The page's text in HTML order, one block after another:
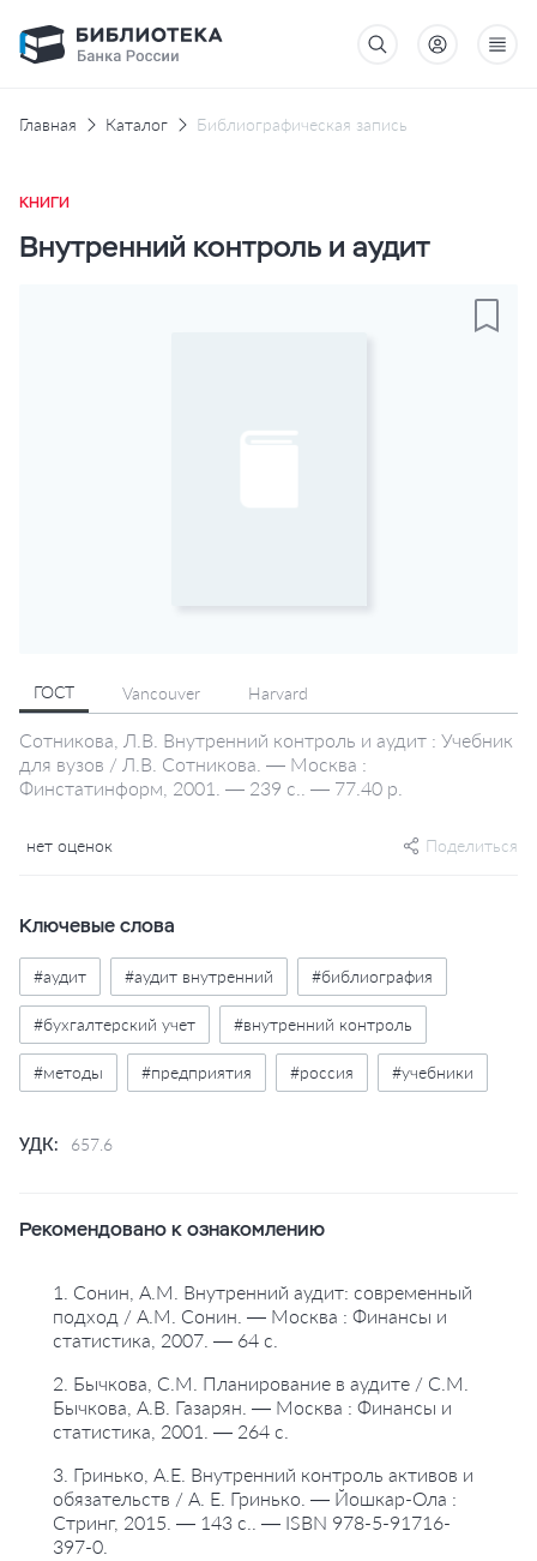
Главная Каталог Библиографическая запись
КНИГИ
Внутренний контроль и аудит
ГОСТ Vancouver Harvard
Сотникова, Л.В. Внутренний контроль и аудит : Учебник
для вузов / Л.В. Сотникова. — Москва :
Финстатинформ, 2001. — 239 с.. — 77.40 р.
нет оценок Поделиться
Ключевые слова
#аудит #аудит внутренний #библиография
#бухгалтерский учет #внутренний контроль
#методы #предприятия #россия #учебники
УДК: 657.6
Рекомендовано к ознакомлению
1. Сонин, А.М. Внутренний аудит: современный
подход / А.М. Сонин. — Москва : Финансы и
статистика, 2007. — 64 с.
2. Бычкова, С.М. Планирование в аудите / С.М.
Бычкова, А.В. Газарян. — Москва : Финансы и
статистика, 2001. — 264 с.
3. Гринько, А.Е. Внутренний контроль активов и
обязательств / А. Е. Гринько. — Йошкар-Ола :
Стринг, 2015. — 143 с.. — ISBN 978-5-91716-
397-0.